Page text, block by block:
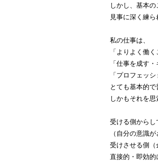
しかし、基本
見事に深く練
私の仕事は、
「よりよく働
「仕事を成す
「プロフェッ
とても基本的
しかもそれを思
受ける側からし
（自分の意識
受けさせる側
直接的・即効的